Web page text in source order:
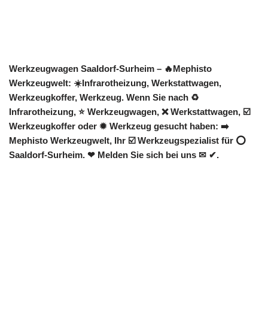
Werkzeugwagen Saaldorf-Surheim – 🔥Mephisto
Werkzeugwelt: ☀️Infrarotheizung, Werkstattwagen,
Werkzeugkoffer, Werkzeug. Wenn Sie nach ♻
Infrarotheizung, ⭐ Werkzeugwagen, ❌ Werkstattwagen, ☑️
Werkzeugkoffer oder ✹ Werkzeug gesucht haben: ➡️
Mephisto Werkzeugwelt, Ihr ☑️ Werkzeugspezialist für ⭕
Saaldorf-Surheim. ❤ Melden Sie sich bei uns ✉ ✔.